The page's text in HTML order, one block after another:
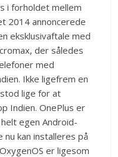
i forholdet mellem
2014 annoncerede
eksklusivaftale med
der således
med
Ikke ligefrem en
lige for at
Indien. OnePlus er
egen Android-
nu kan installeres på
er ligesom